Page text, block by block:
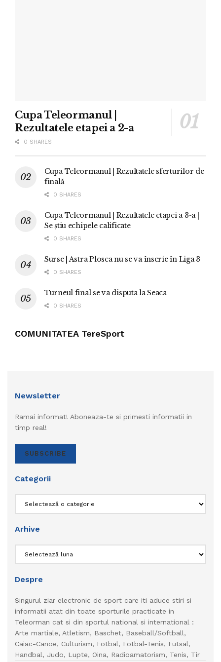
Cupa Teleormanul |
Rezultatele etapei a 2-a
0 SHARES
Cupa Teleormanul | Rezultatele sferturilor de
finală
0 SHARES
Cupa Teleormanul | Rezultatele etapei a 3-a |
Se știu echipele calificate
0 SHARES
Surse | Astra Plosca nu se va înscrie în Liga 3
0 SHARES
Turneul final se va disputa la Seaca
0 SHARES
COMUNITATEA TereSport
Newsletter
Ramai informat! Aboneaza-te si primesti informatii in
timp real!
SUBSCRIBE
Categorii
Arhive
Despre
Singurul ziar electronic de sport care iti aduce stiri si
informatii atat din toate sporturile practicate in
Teleorman cat si din sportul national si international :
Arte martiale, Atletism, Baschet, Baseball/Softball,
Caiac-Canoe, Culturism, Fotbal, Fotbal-Tenis, Futsal,
Handbal, Judo, Lupte, Oina, Radioamatorism, Tenis, Tir